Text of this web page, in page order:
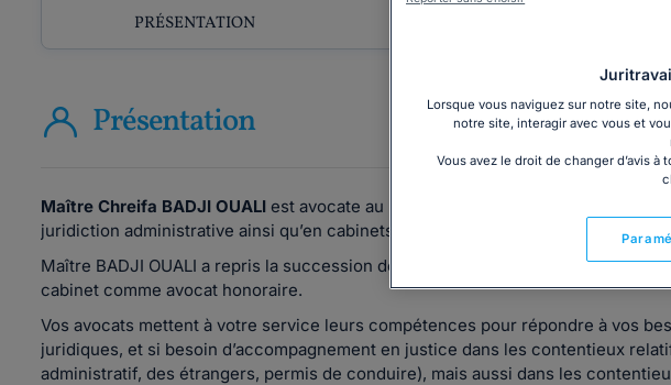
PRÉSENTATION
Présentation
Maître Chreifa BADJI OUALI est avocate au barreau de Montpellier depuis
juridiction administrative ainsi qu’en cabinets d’avocats.
Maître BADJI OUALI a repris la succession de Maître Robert SOUCAILLE et qui
cabinet comme avocat honoraire.
Vos avocats mettent à votre service leurs compétences pour répondre à vos
juridiques, et si besoin d’accompagnement en justice dans les contentieux
administratif, des étrangers, permis de conduire), mais aussi dans les
Lorsque vous naviguez sur notre site,
notre site, interagir avec vous et
Vous avez le droit de changer d’avis